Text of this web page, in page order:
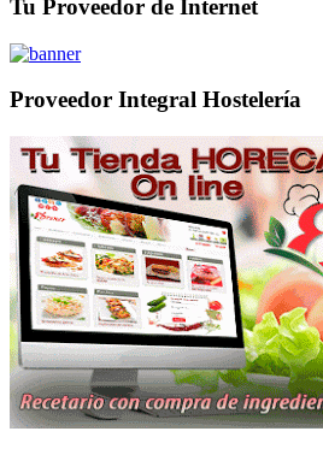
Tu Proveedor de Internet
Proveedor Integral Hostelería